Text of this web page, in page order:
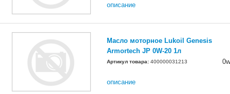
описание
Масло моторное Lukoil Genesis
Armortech JP 0W-20 1л
Артикул товара: 400000031213
описание